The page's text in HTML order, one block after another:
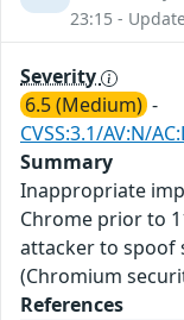
23:15 -
Severity
6.5 (Medium) -
CVSS:3.1/AV:N/
Summary
Inappropriate
Chrome prior to
attacker to spoof
(Chromium
References